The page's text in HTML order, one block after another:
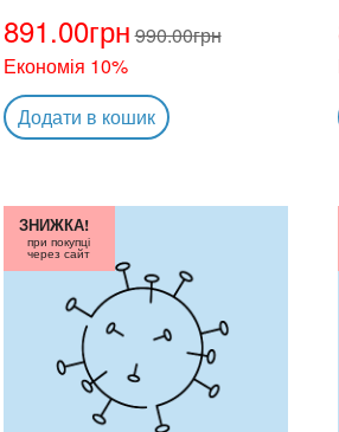
891.00грн990.00грн
Економія 10%
Додати в кошик
ЗНИЖКА!
при покупці
через сайт